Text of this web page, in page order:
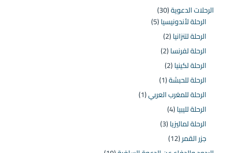
الرحلات الدعوية(30)
الرحلة لأندونيسيا(5)
الرحلة لتنزانيا(2)
الرحلة لفرنسا(2)
الرحلة لكينيا(2)
الرحلة للحبشة(1)
الرحلة للمغرب العربي(1)
الرحلة لليبيا(4)
الرحلة لماليزيا(3)
جزر القمر(12)